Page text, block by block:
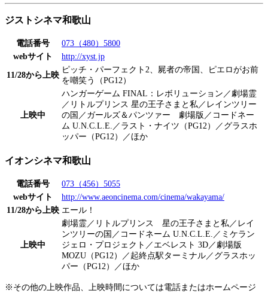
ジストシネマ和歌山
電話番号
073（480）5800
webサイト
http://xyst.jp
11/28から上映
ピッチ・パーフェクト2、屍者の帝国、ピエロがお前
を嘲笑う（PG12）
上映中
ハンガーゲーム FINAL：レボリューション／劇場霊
／リトルプリンス 星の王子さまと私／レインツリー
の国／ガールズ＆パンツァー 劇場版／コードネー
ム U.N.C.L.E.／ラスト・ナイツ（PG12）／グラスホ
ッパー（PG12）／ほか
イオンシネマ和歌山
電話番号
073（456）5055
webサイト
http://www.aeoncinema.com/cinema/wakayama/
11/28から上映 エール！
上映中
劇場霊／リトルプリンス 星の王子さまと私／レイ
ンツリーの国／コードネーム U.N.C.L.E.／ミケラン
ジェロ・プロジェクト／エベレスト 3D／劇場版
MOZU（PG12）／起終点駅ターミナル／グラスホッ
パー（PG12）／ほか
※その他の上映作品、上映時間については電話またはホームページ